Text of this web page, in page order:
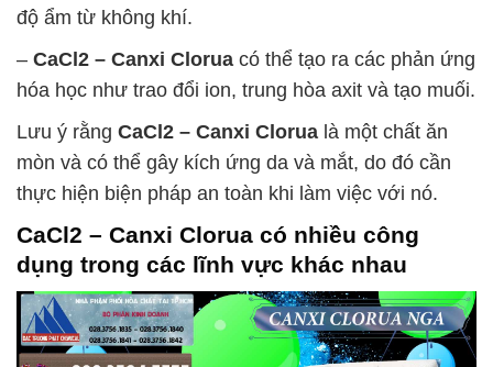
độ ẩm từ không khí.
– CaCl2 – Canxi Clorua có thể tạo ra các phản ứng
hóa học như trao đổi ion, trung hòa axit và tạo muối.
Lưu ý rằng CaCl2 – Canxi Clorua là một chất ăn
mòn và có thể gây kích ứng da và mắt, do đó cần
thực hiện biện pháp an toàn khi làm việc với nó.
CaCl2 – Canxi Clorua có nhiều công
dụng trong các lĩnh vực khác nhau